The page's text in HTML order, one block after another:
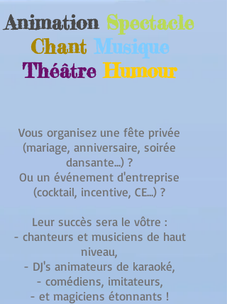
Animation Spectacle
ChantMusique
Théâtre Humour
Vous organisez une fête privée
(mariage, anniversaire, soirée
dansante...) ?
Ou un événement d'entreprise
(cocktail, incentive, CE...) ?
Leur succès sera le vôtre :
- chanteurs et musiciens de haut
niveau,
- DJ's animateurs de karaoké,
- comédiens, imitateurs,
- et magiciens étonnants !